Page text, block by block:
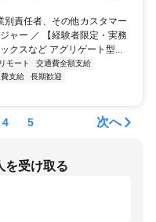
別責任者、その他カスタマー
ャー ／ 【経験者限定・実務
クスなど アグリゲート型...
モート
交通費全額支給
支給
長期歓迎
4 5 次へ
を受け取る